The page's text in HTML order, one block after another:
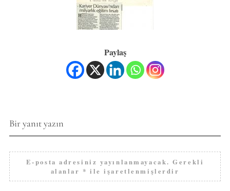
Paylaş
Bir yanıt yazın
E-posta adresiniz yayınlanmayacak. Gerekli
alanlar * ile işaretlenmişlerdir